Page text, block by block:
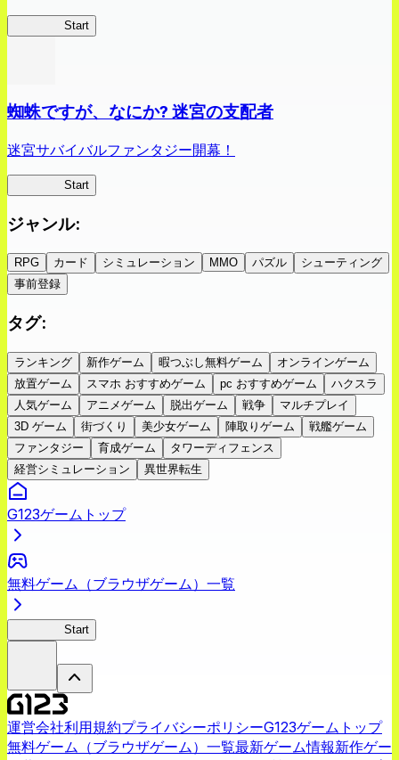
Start
蜘蛛ですが、なにか? 迷宮の支配者
迷宮サバイバルファンタジー開幕！
Start
ジャンル:
RPG カード シミュレーション MMO パズル
シューティング
事前登録
タグ:
ランキング 新作ゲーム 暇つぶし無料ゲーム
オンラインゲーム
放置ゲーム
スマホ おすすめゲーム pc おすすめゲーム
ハクスラ
人気ゲーム
アニメゲーム 脱出ゲーム 戦争
マルチプレイ
3D ゲーム
街づくり 美少女ゲーム 陣取りゲーム
戦艦ゲーム
ファンタジー
育成ゲーム
タワーディフェンス
経営シミュレーション
異世界転生
G123ゲームトップ
無料ゲーム（ブラウザゲーム）一覧
Start
運営会社利用規約プライバシーポリシーG123ゲームトップ
無料ゲーム（ブラウザゲーム）一覧最新ゲーム情報新作ゲー